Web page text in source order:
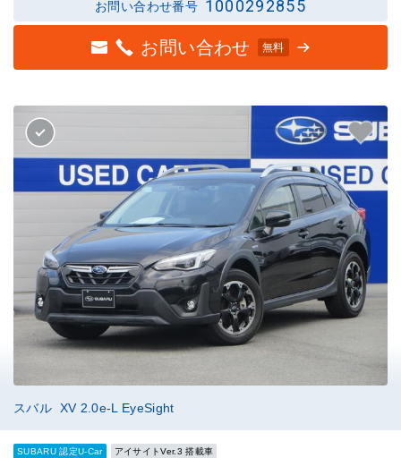
お問い合わせ番号 1000292855
お問い合わせ 無料
スバル XV 2.0e-L EyeSight
SUBARU 認定U-Car アイサイトVer.3 搭載車